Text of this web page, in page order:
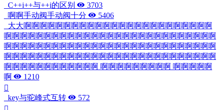
C++i++与++i的区别
3703
啊啊手动阀手动阀十分
5406
大大啊啊啊啊啊啊啊啊啊啊啊啊啊啊啊啊啊啊啊啊啊啊啊啊
啊啊啊啊啊啊啊啊啊啊啊啊啊啊啊啊啊啊啊啊啊啊啊啊啊啊啊
啊啊啊啊啊啊啊啊啊啊啊啊啊啊啊啊啊啊啊啊啊啊啊啊啊啊啊
啊啊啊啊啊啊啊啊啊啊啊啊啊啊啊啊啊啊啊啊啊啊啊啊啊啊啊
啊啊啊啊啊啊啊啊啊啊啊啊 啊啊啊啊啊啊啊啊啊 啊啊啊啊啊
啊
1210
key与驼峰式互转 572